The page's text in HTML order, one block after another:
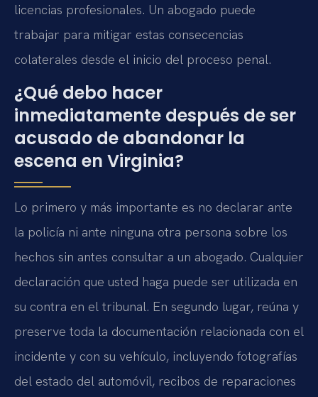
licencias profesionales. Un abogado puede
trabajar para mitigar estas consecencias
colaterales desde el inicio del proceso penal.
¿Qué debo hacer
inmediatamente después de ser
acusado de abandonar la
escena en Virginia?
Lo primero y más importante es no declarar ante
la policía ni ante ninguna otra persona sobre los
hechos sin antes consultar a un abogado. Cualquier
declaración que usted haga puede ser utilizada en
su contra en el tribunal. En segundo lugar, reúna y
preserve toda la documentación relacionada con el
incidente y con su vehículo, incluyendo fotografías
del estado del automóvil, recibos de reparaciones